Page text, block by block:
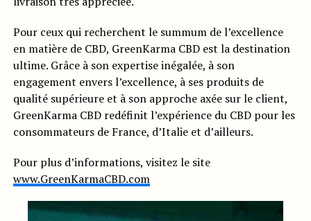
Pour ceux qui recherchent le summum de l’excellence
en matière de CBD, GreenKarma CBD est la destination
ultime. Grâce à son expertise inégalée, à son
engagement envers l’excellence, à ses produits de
qualité supérieure et à son approche axée sur le client,
GreenKarma CBD redéfinit l’expérience du CBD pour les
consommateurs de France, d’Italie et d’ailleurs.
Pour plus d’informations, visitez le site
www.GreenKarmaCBD.com